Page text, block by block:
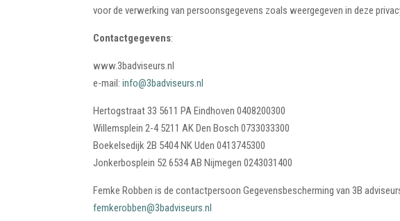
voor de verwerking van persoonsgegevens zoals weergegeven in deze
Contactgegevens:
www.3badviseurs.nl
e-mail:info@3badviseurs.nl
Hertogstraat 33 5611 PA Eindhoven 0408200300
Willemsplein 2-4 5211 AK Den Bosch 0733033300
Boekelsedijk 2B 5404 NK Uden 0413745300
Jonkerbosplein 52 6534 AB Nijmegen 0243031400
Femke Robben is de contactpersoon Gegevensbescherming van 3B
femkerobben@3badviseurs.nl